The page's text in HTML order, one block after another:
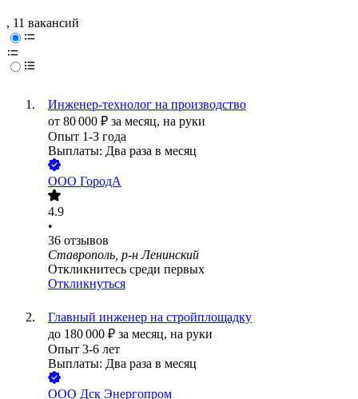
, 11 вакансий
Инженер-технолог на производство
от 80 000 ₽ за месяц, на руки
Опыт 1-3 года
Выплаты: Два раза в месяц
ООО ГородА
4.9
•
36 отзывов
Ставрополь, р-н Ленинский
Откликнитесь среди первых
Откликнуться
Главный инженер на стройплощадку
до 180 000 ₽ за месяц, на руки
Опыт 3-6 лет
Выплаты: Два раза в месяц
ООО Дск Энергопром